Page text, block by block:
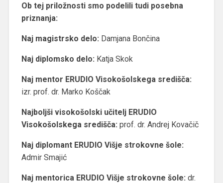
Ob tej priložnosti smo podelili tudi posebna
priznanja:
Naj magistrsko delo: Damjana Bončina
Naj diplomsko delo: Katja Skok
Naj mentor ERUDIO Visokošolskega središča:
izr. prof. dr. Marko Koščak
Najboljši visokošolski učitelj ERUDIO
Visokošolskega središča: prof. dr. Andrej Kovačič
Naj diplomant ERUDIO Višje strokovne šole:
Admir Smajić
Naj mentorica ERUDIO Višje strokovne šole: dr.